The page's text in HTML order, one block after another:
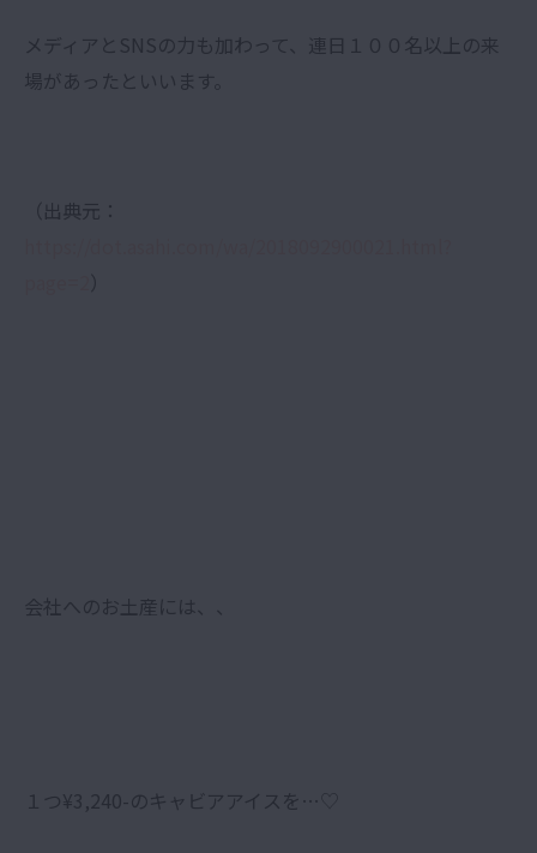
メディアとSNSの力も加わって、連日１００名以上の来
場があったといいます。
（出典元：
）
会社へのお土産には、、
１つ¥3,240-のキャビアアイスを…♡